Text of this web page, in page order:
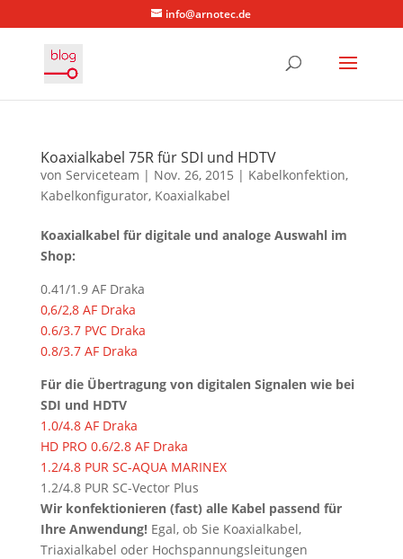
info@arnotec.de
Koaxialkabel 75R für SDI und HDTV
von Serviceteam | Nov. 26, 2015 | Kabelkonfektion,
Kabelkonfigurator, Koaxialkabel
Koaxialkabel für digitale und analoge Auswahl im
Shop:
0.41/1.9 AF Draka
0,6/2,8 AF Draka
0.6/3.7 PVC Draka
0.8/3.7 AF Draka
Für die Übertragung von digitalen Signalen wie bei
SDI und HDTV
1.0/4.8 AF Draka
HD PRO 0.6/2.8 AF Draka
1.2/4.8 PUR SC-AQUA MARINEX
1.2/4.8 PUR SC-Vector Plus
Wir konfektionieren (fast) alle Kabel passend für
Ihre Anwendung!Egal, ob Sie Koaxialkabel,
Triaxialkabel oder Hochspannungsleitungen